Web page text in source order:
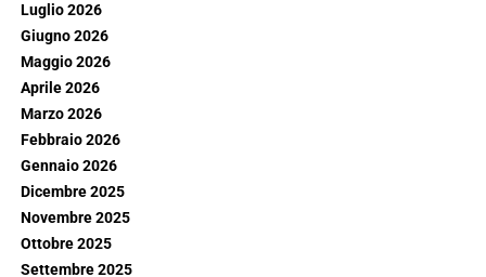
Luglio 2026
Giugno 2026
Maggio 2026
Aprile 2026
Marzo 2026
Febbraio 2026
Gennaio 2026
Dicembre 2025
Novembre 2025
Ottobre 2025
Settembre 2025